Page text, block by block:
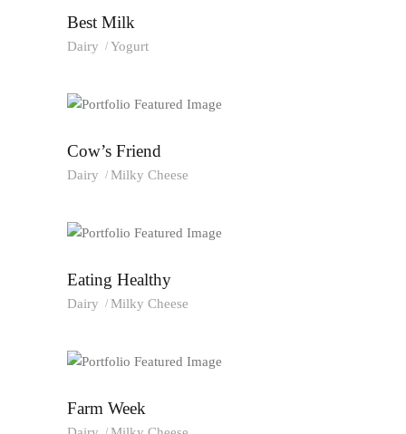
Best Milk
Dairy Yogurt
Cow’s Friend
Dairy Milky Cheese
Eating Healthy
Dairy Milky Cheese
Farm Week